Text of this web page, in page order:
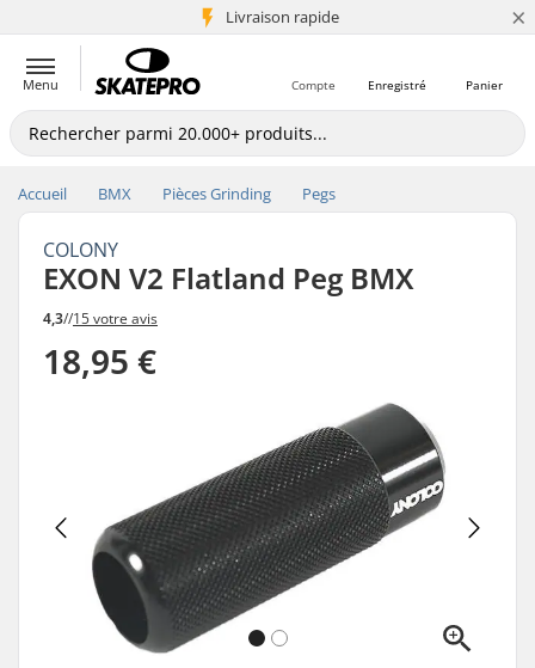
Livraison rapide
+5 mio de clients ×
Menu Panier
Enregistré
Compte
Accueil BMX Pièces Grinding Pegs
COLONY
EXON V2 Flatland Peg BMX
4,3//15 votre avis
18,95 €